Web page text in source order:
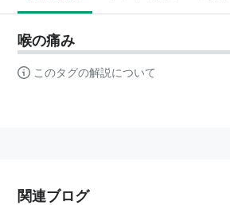
喉の痛み
このタグの解説について
関連ブログ